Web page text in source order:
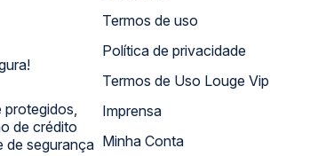
protegidos,
de crédito
de segurança
Termos de uso
Política de privacidade
Termos de Uso Louge Vip
Imprensa
Minha Conta